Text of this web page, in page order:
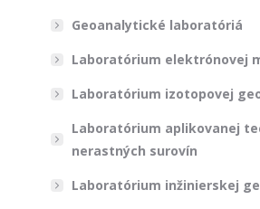
Geoanalytické laboratóriá
Laboratórium elektrónovej
Laboratórium izotopovej
Laboratórium aplikovanej
nerastných surovín
Laboratórium inžinierskej